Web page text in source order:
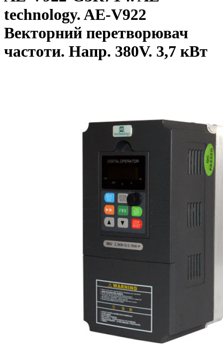
technology. AE-V922
Векторний перетворювач
частоти. Напр. 380V. 3,7 кВт